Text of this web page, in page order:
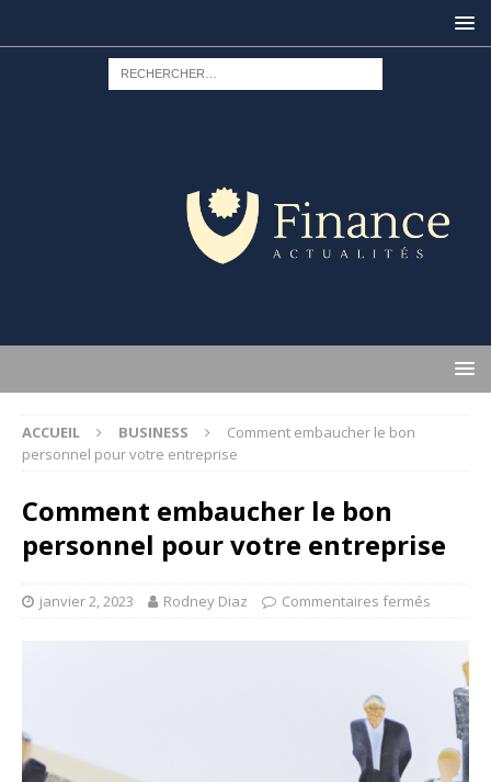
ACCUEIL BUSINESS
Comment embaucher le bon
personnel pour votre entreprise
Comment embaucher le bon
personnel pour votre entreprise
janvier 2, 2023 Rodney Diaz Commentaires fermés